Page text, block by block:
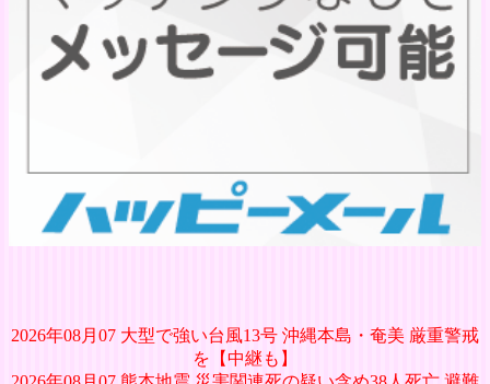
2026年08月07 大型で強い台風13号 沖縄本島・奄美 厳重警戒
を【中継も】